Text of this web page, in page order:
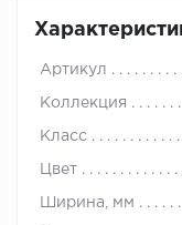
Артикул
Коллекция
Класс
Цвет
Ширина, мм